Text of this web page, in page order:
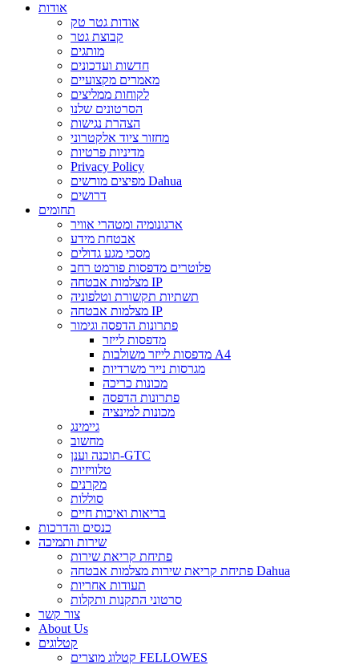
אודות
אודות גטר טק
קבוצת גטר
מותגים
חדשות ועדכונים
מאמרים מקצועיים
לקוחות ממליצים
הסרטונים שלנו
הצהרת נגישות
מחזור ציוד אלקטרוני
מדיניות פרטיות
Privacy Policy
מפיצים מורשים Dahua
דרושים
תחומים
ארגונומיה ומטהרי אוויר
אבטחת מידע
מסכי מגע גדולים
פלוטרים מדפסות פורמט רחב
מצלמות אבטחה IP
תשתיות תקשורת וטלפוניה
מצלמות אבטחה IP
פתרונות הדפסה וגימור
מדפסות לייזר
מדפסות לייזר משולבות A4
מגרסות נייר משרדיות
מכונות כריכה
פתרונות הדפסה
מכונות למינציה
גיימינג
מחשוב
תוכנה וענן-GTC
טלוויזיות
מקרנים
סוללות
בריאות ואיכות חיים
כנסים והדרכות
שירות ותמיכה
פתיחת קריאת שירות
פתיחת קריאת שירות מצלמות אבטחה Dahua
תעודות אחריות
סרטוני התקנות ותקלות
צור קשר
About Us
קטלוגים
קטלוג מוצרים FELLOWES